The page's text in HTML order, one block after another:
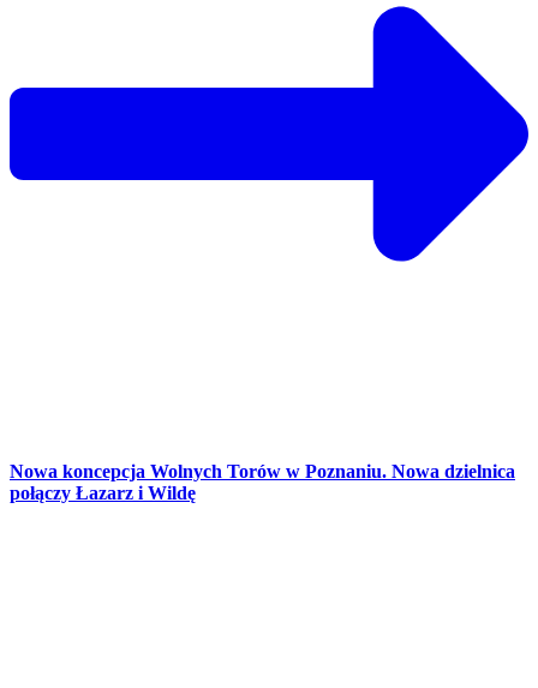
Nowa koncepcja Wolnych Torów w Poznaniu. Nowa dzielnica
połączy Łazarz i Wildę